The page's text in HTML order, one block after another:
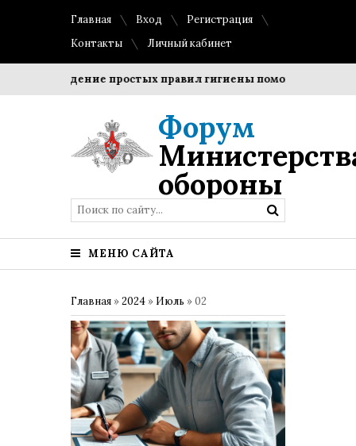
Главная Вход
Регистрация
Контакты
Личный кабинет
Соблюдение простых правил гигиены помогает
Форум
обороны
МЕНЮ САЙТА
Главная »2024 » Июль »02